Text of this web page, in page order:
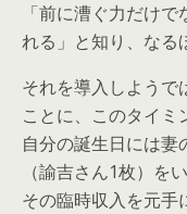
「前に漕ぐ力だけ
れる」と知り、なる
それを導入しようで
ことに、このタイ
自分の誕生日には妻
（諭吉さん1枚）を
その臨時収入を元手